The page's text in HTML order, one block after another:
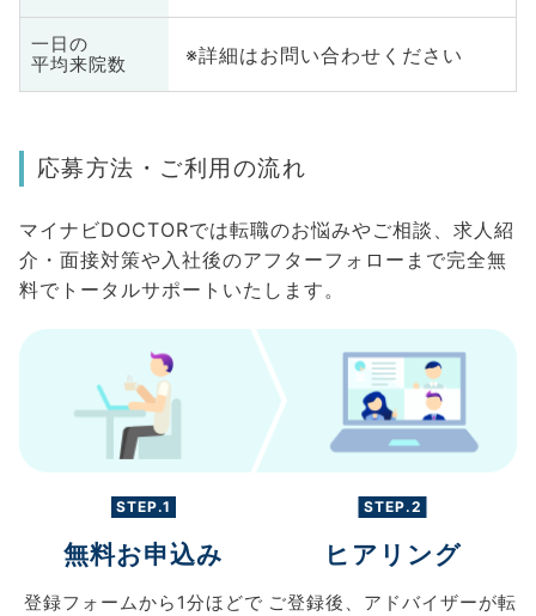
一日の
平均来院数
※詳細はお問い合わせください
応募方法・ご利用の流れ
マイナビDOCTORでは転職のお悩みやご相談、求人紹
介・面接対策や入社後のアフターフォローまで完全無
料でトータルサポートいたします。
STEP.1
無料お申込み
登録フォームから 1分ほどで
STEP.2
ヒアリング
ご登録後、 アドバイザーが転